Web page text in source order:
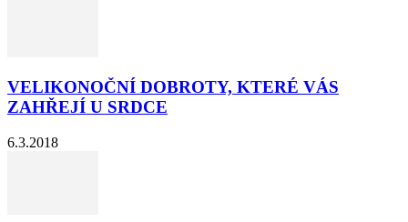
VELIKONOČNÍ DOBROTY, KTERÉ VÁS
ZAHŘEJÍ U SRDCE
6.3.2018